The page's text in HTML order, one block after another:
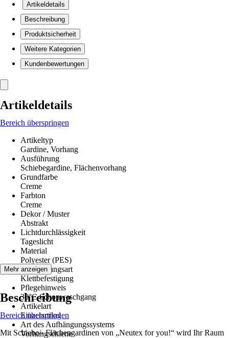
Artikeldetails
Beschreibung
Produktsicherheit
Weitere Kategorien
Kundenbewertungen
Artikeldetails
Bereich überspringen
Artikeltyp
Gardine, Vorhang
Ausführung
Schiebegardine, Flächenvorhang
Grundfarbe
Creme
Farbton
Creme
Dekor / Muster
Abstrakt
Lichtdurchlässigkeit
Tageslicht
Material
Polyester (PES)
Aufhängungsart
Klettbefestigung
Pflegehinweis
30°C Schonwaschgang
Artikelart
Einzelartikel
Art des Aufhängungssystems
Vorhangschiene
Mehr anzeigen
Beschreibung
Bereich überspringen
Mit Schiebe/- Flächengardinen von „Neutex for you!“ wird Ihr Raum